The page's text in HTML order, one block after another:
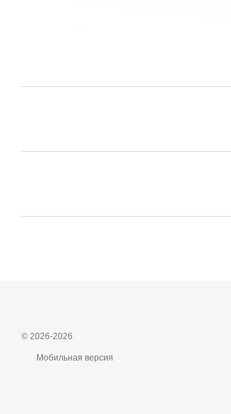
© 2026-2026
Мобильная версия